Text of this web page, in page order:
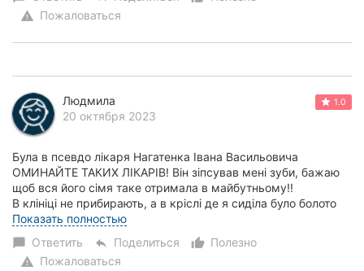
warning Пожаловаться
Людмила
20 октября 2023
1.0
Була в псевдо лікаря Нагатенка Івана Васильовича
ОМИНАЙТЕ ТАКИХ ЛІКАРІВ! Він зіпсував мені зуби, бажаю
щоб вся його сімя таке отримала в майбутньому!!
В клініці не прибирають, а в кріслі де я сиділа було болото
від попередього клієнта. Лікар калічи...
Показать полностью
chat_bubble Ответить reply Поделиться thumb_up_alt
Полезно
warning Пожаловаться